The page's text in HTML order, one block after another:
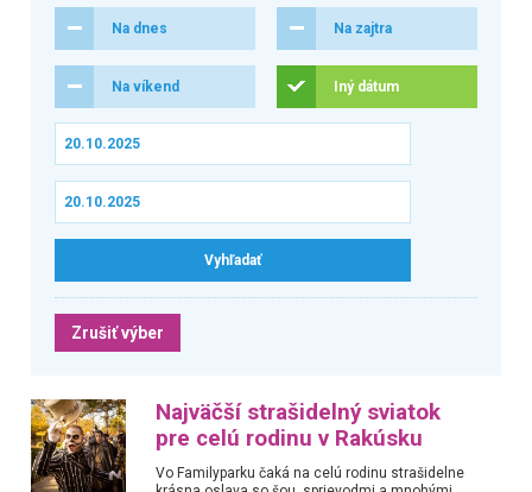
Na dnes Na zajtra
Na víkend Iný dátum
Zrušiť výber
Najväčší strašidelný sviatok
pre celú rodinu v Rakúsku
Vo Familyparku čaká na celú rodinu strašidelne